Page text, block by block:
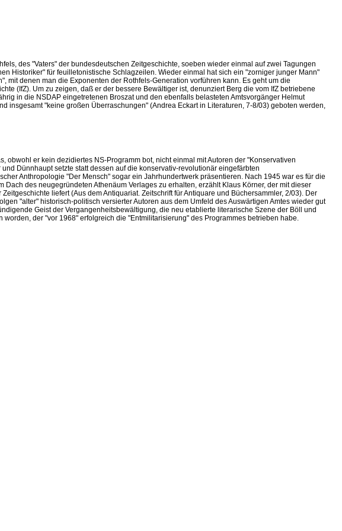
des "Vaters" der bundesdeutschen Zeitgeschichte, soeben wieder einmal auf zwei Tagungen
Historiker" für feuilletonistische Schlagzeilen. Wieder einmal hat sich ein "zorniger junger Mann"
denen man die Exponenten der Rothfels-Generation vorführen kann. Es geht um die
(IfZ). Um zu zeigen, daß er der bessere Bewältiger ist, denunziert Berg die vom IfZ betriebene
in die NSDAP eingetretenen Broszat und den ebenfalls belasteten Amtsvorgänger Helmut
insgesamt "keine großen Überraschungen" (Andrea Eckart in Literaturen, 7-8/03) geboten werden,
er kein dezidiertes NS-Programm bot, nicht einmal mit Autoren der "Konservativen
Dünnhaupt setzte statt dessen auf die konservativ-revolutionär eingefärbten
Anthropologie "Der Mensch" sogar ein Jahrhundertwerk präsentieren. Nach 1945 war es für die
des neugegründeten Athenäum Verlages zu erhalten, erzählt Klaus Körner, der mit dieser
liefert (Aus dem Antiquariat. Zeitschrift für Antiquare und Büchersammler, 2/03). Der
"alter" historisch-politisch versierter Autoren aus dem Umfeld des Auswärtigen Amtes wieder gut
Geist der Vergangenheitsbewältigung, die neu etablierte literarische Szene der Böll und
der "vor 1968" erfolgreich die "Entmilitarisierung" des Programmes betrieben habe.